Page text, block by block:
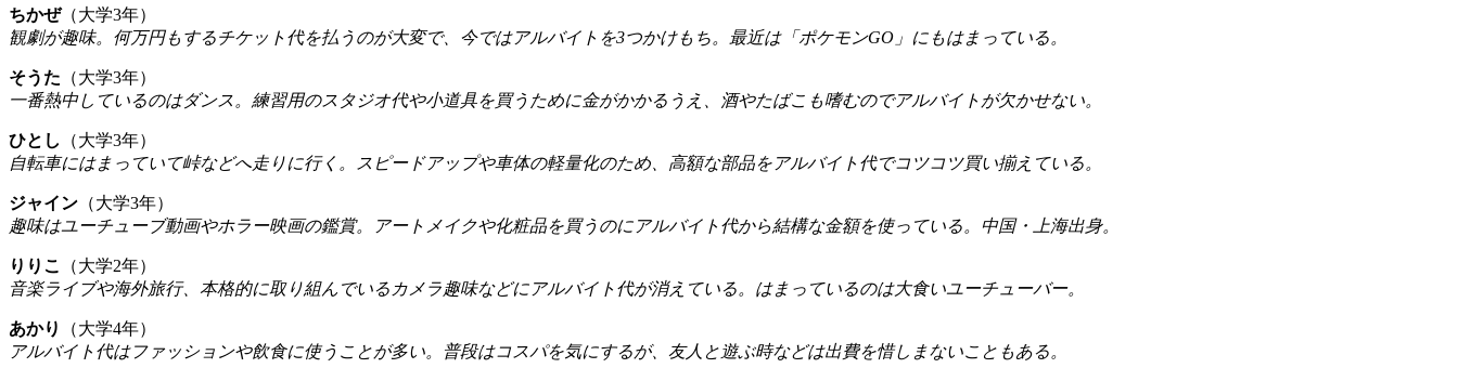
ちかぜ（大学3年）
観劇が趣味。何万円もするチケット代を払うのが大変で、今ではアルバイトを3つかけもち。最近は「ポケモンGO」にもはまっている。
そうた （大学3年）
一番熱中しているのはダンス。練習用のスタジオ代や小道具を買うために金がかかるうえ、酒やたばこも嗜むのでアルバイトが欠かせない。
ひとし
（大学3年）
自転車にはまっていて峠などへ走りに行く。スピードアップや車体の軽量化のため、高額な部品をアルバイト代でコツコツ買い揃えている。
ジャイン （大学3年）
趣味はユーチューブ動画やホラー映画の鑑賞。アートメイクや化粧品を買うのにアルバイト代から結構な金額を使っている。中国・上海出身。
りりこ
（大学2年）
音楽ライブや海外旅行、本格的に取り組んでいるカメラ趣味などにアルバイト代が消えている。はまっているのは大食いユーチューバー。
あかり
（大学4年）
アルバイト代はファッションや飲食に使うことが多い。普段はコスパを気にするが、友人と遊ぶ時などは出費を惜しまないこともある。